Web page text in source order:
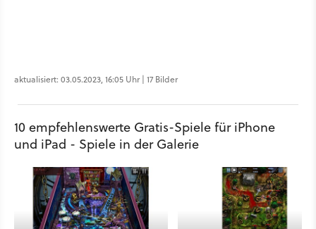
aktualisiert: 03.05.2023, 16:05 Uhr | 17 Bilder
10 empfehlenswerte Gratis-Spiele für iPhone
und iPad - Spiele in der Galerie